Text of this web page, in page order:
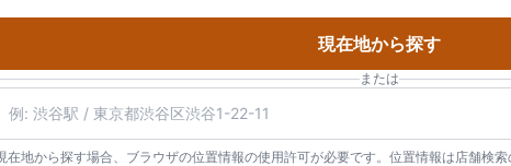
現在地から探す
または
在地から探す場合、ブラウザの位置情報の使用許可が必要です。位置情報は店舗検索